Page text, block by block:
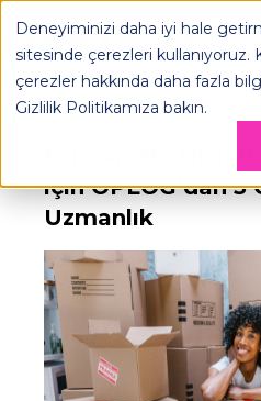
Deneyiminizi daha iyi hale
sitesinde çerezleri kullanıyoruz.
çerezler hakkında daha fazla
Gizlilik Politikamıza bakın.
OPLOG
E-Ticarette Hızlı
için OPLOG’dan 5
Uzmanlık